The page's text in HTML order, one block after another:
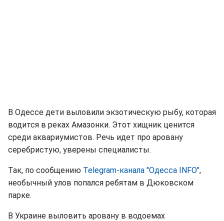
В Одессе дети выловили экзотическую рыбу, которая
водится в реках Амазонки. Этот хищник ценится
среди аквариумистов. Речь идет про аровану
серебристую, уверены специалисты.
Так, по сообщению Telegram-канала "Одесса INFO",
необычный улов попался ребятам в Дюковском
парке.
В Украине выловить аровану в водоемах